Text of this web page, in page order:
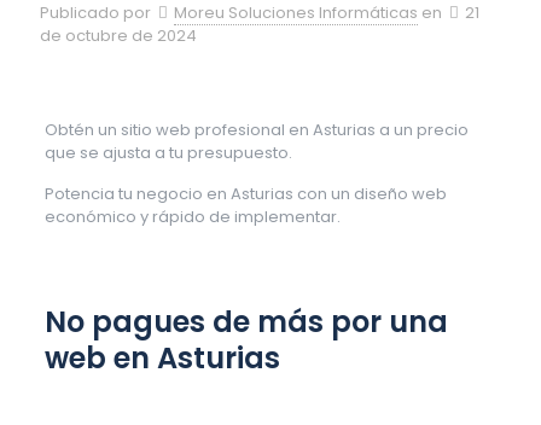
Publicado por Moreu Soluciones Informáticas en
21
de octubre de 2024
Obtén un sitio web profesional en Asturias a un precio
que se ajusta a tu presupuesto.
Potencia tu negocio en Asturias con un diseño web
económico y rápido de implementar.
No pagues de más por una
web en Asturias